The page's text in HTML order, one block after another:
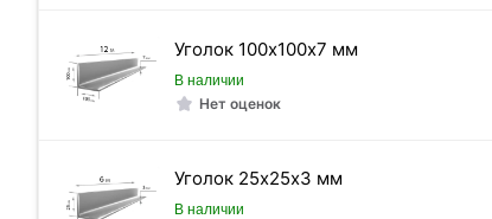
Уголок 100х100х7 мм
В наличии
Нет оценок
Уголок 25х25х3 мм
В наличии
Тип электрододержателя
Модель
Цвет